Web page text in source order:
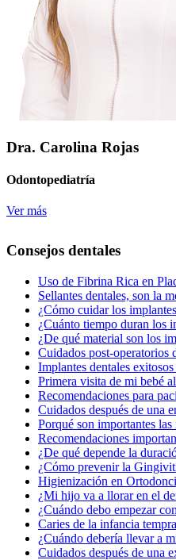
Dra. Carolina Rojas
Odontopediatría
Ver más
Consejos dentales
Uso de Fibrina Rica en
Sellantes dentales, son la
¿Cómo cuidar los
¿Cuánto tiempo duran los
¿De qué material son los
Cuidados post-operatorios
Implantes dentales
Primera visita de mi bebé
Recomendaciones para
Cuidados después de una
Porqué son importantes
Recomendaciones
¿De qué depende la
¿Cómo prevenir la
Higienización en
¿Mi hijo va a llorar en el
¿Cuándo debo empezar
Caries de la infancia
¿Cuándo debería llevar a
Cuidados después de una